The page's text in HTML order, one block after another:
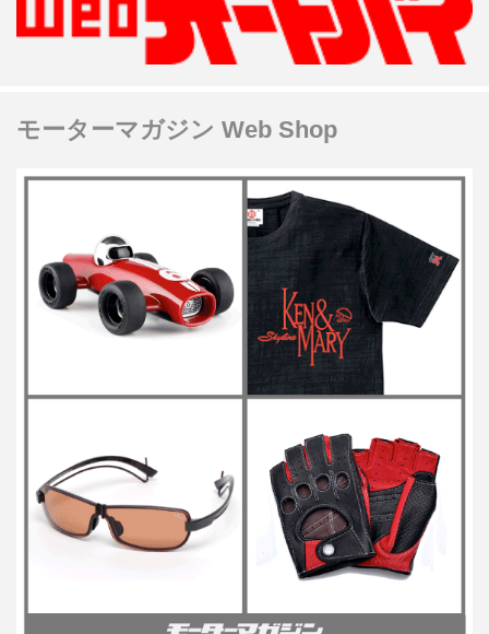
モーターマガジン Web Shop